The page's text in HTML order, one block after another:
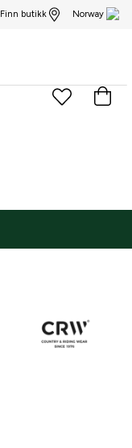
Finn butikk Norway